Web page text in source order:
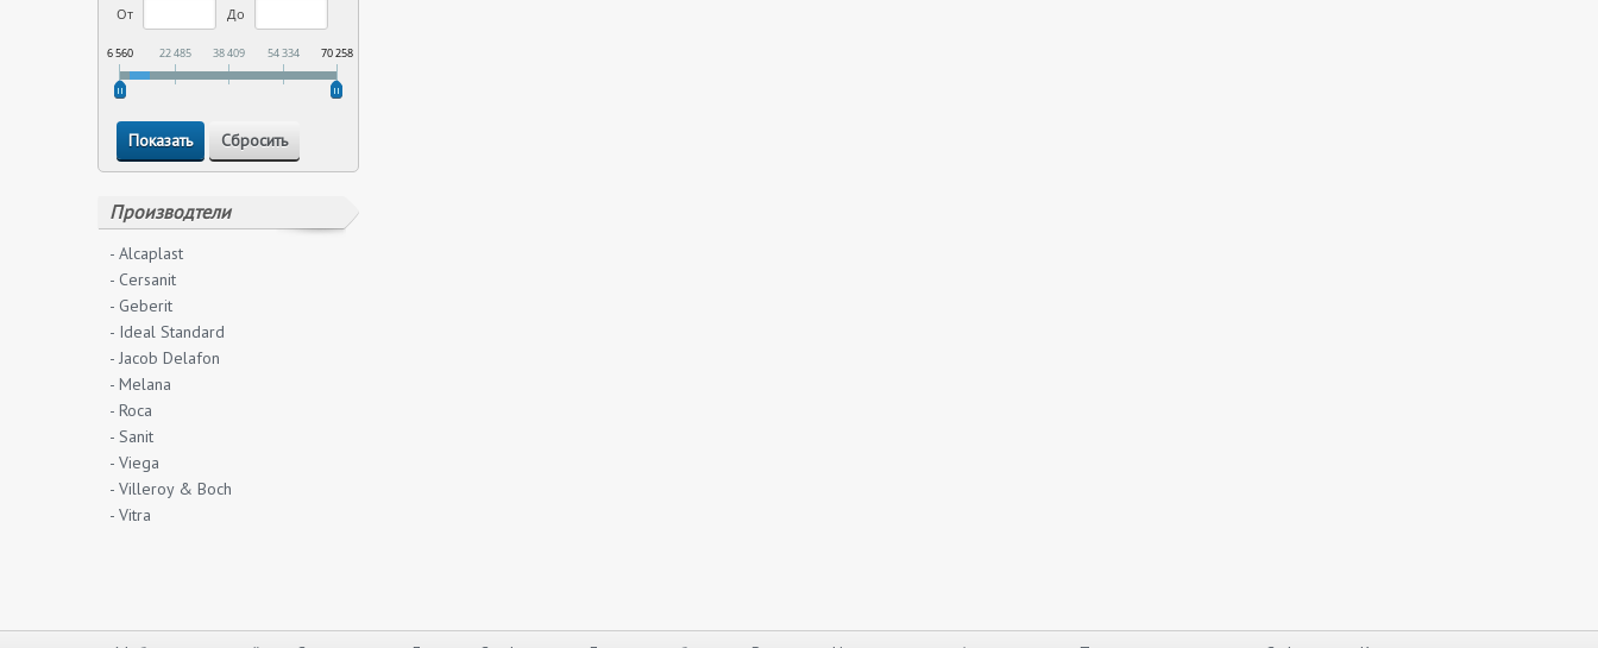
От До
6 560 22 485 38 409 54 334 70 258
Производтели
- Alcaplast
- Cersanit
- Geberit
- Ideal Standard
- Jacob Delafon
- Melana
- Roca
- Sanit
- Viega
- Villeroy & Boch
- Vitra